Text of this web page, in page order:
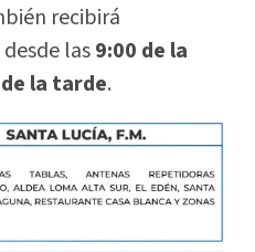
recibirá
las9:00 de la
la tarde.